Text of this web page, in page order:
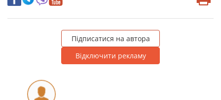
Підписатися на автора
Відключити рекламу